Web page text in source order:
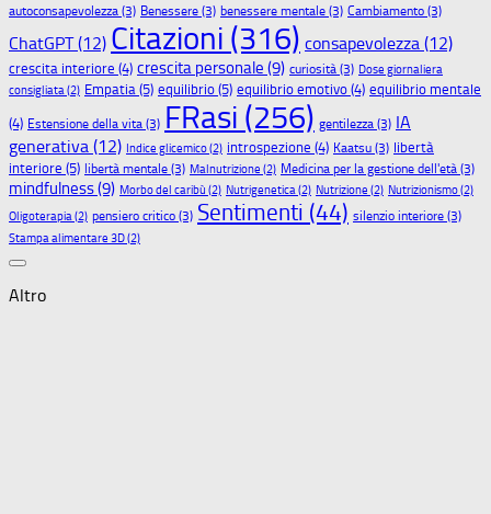
autoconsapevolezza (3) Benessere (3) benessere mentale (3) Cambiamento (3)
ChatGPT(12) Citazioni (316) consapevolezza (12)
crescita interiore (4) crescita personale (9) curiosità (3) Dose giornaliera
consigliata(2) Empatia(5) equilibrio(5) equilibrio emotivo (4) equilibrio mentale
(4) Estensione della vita (3) FRasi (256) gentilezza (3) IA
generativa (12) Indice glicemico(2) introspezione (4) Kaatsu (3) libertà
interiore (5) libertà mentale (3) Malnutrizione (2) Medicina per la gestione dell'età (3)
mindfulness(9) Morbo del caribù (2) Nutrigenetica(2) Nutrizione (2) Nutrizionismo(2)
Oligoterapia(2) pensiero critico (3) Sentimenti (44) silenzio interiore (3)
Stampa alimentare 3D(2)
Altro